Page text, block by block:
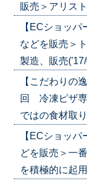
販売＞アリス
【ECショッ
などを販売＞
製造、販売
【こだわりの
回 冷凍ピザ専
ではの食材取
【ECショッ
どを販売＞一
を積極的に起